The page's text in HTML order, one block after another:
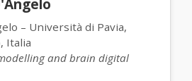
– Università di Pavia,
Italia
and brain digital